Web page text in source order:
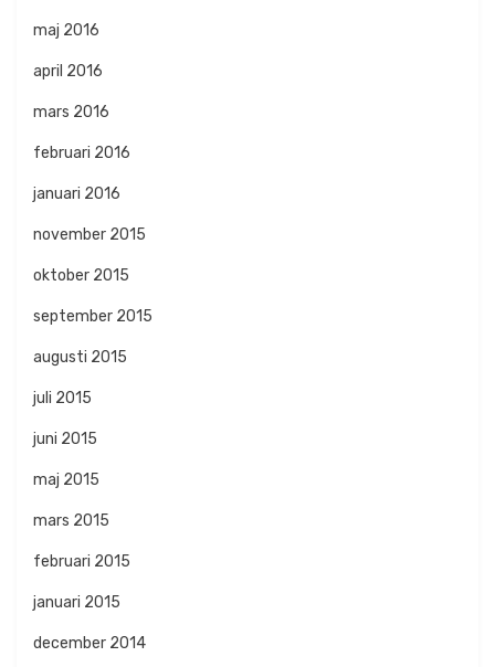
maj 2016
april 2016
mars 2016
februari 2016
januari 2016
november 2015
oktober 2015
september 2015
augusti 2015
juli 2015
juni 2015
maj 2015
mars 2015
februari 2015
januari 2015
december 2014